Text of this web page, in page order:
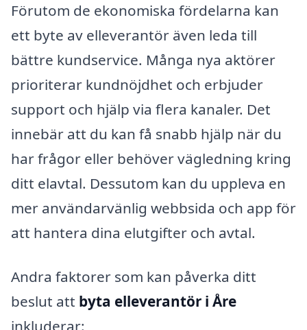
Förutom de ekonomiska fördelarna kan
ett byte av elleverantör även leda till
bättre kundservice. Många nya aktörer
prioriterar kundnöjdhet och erbjuder
support och hjälp via flera kanaler. Det
innebär att du kan få snabb hjälp när du
har frågor eller behöver vägledning kring
ditt elavtal. Dessutom kan du uppleva en
mer användarvänlig webbsida och app för
att hantera dina elutgifter och avtal.
Andra faktorer som kan påverka ditt
beslut att byta elleverantör i Åre
inkluderar: